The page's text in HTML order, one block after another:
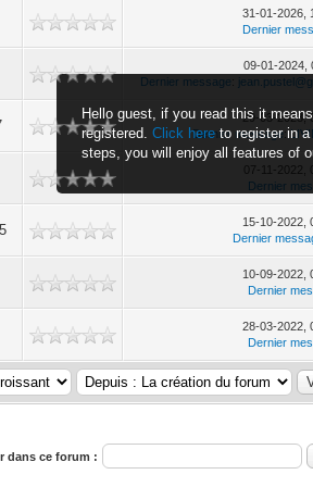
Hello guest, if you read this it
registered. Click hereto register in a
steps, you will enjoy all features of
31-01-2026,
Dernier
09-01-2024,
Dernier message:
29-03-2023,
Dernier message:
07-11-2022,
Dernier
15-10-2022,
Dernier
10-09-2022,
Dernier
28-03-2022,
Dernier
dans ce forum :